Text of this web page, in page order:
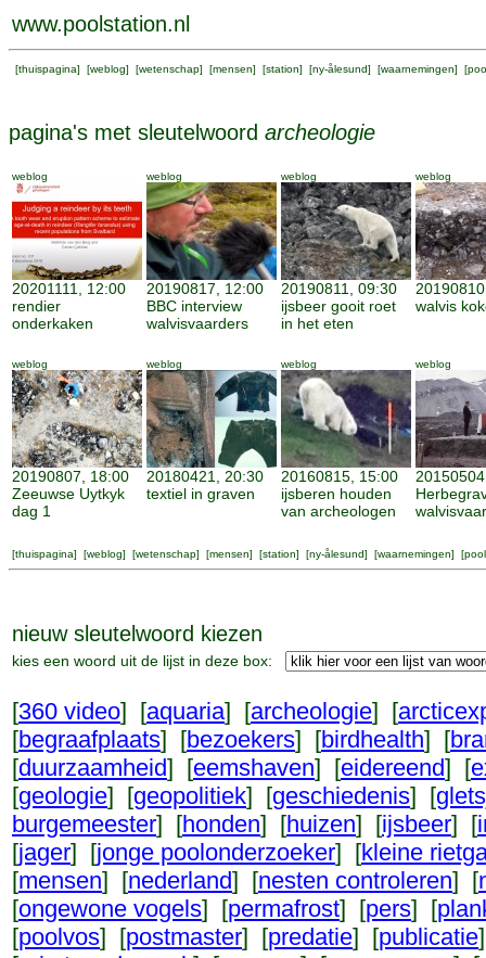
www.poolstation.nl
[thuispagina] [weblog] [wetenschap] [mensen] [station] [ny-ålesund] [waarnemingen] [
pagina's met sleutelwoord archeologie
weblog
20201111, 12:00
rendier
onderkaken
weblog
20190817, 12:00
BBC interview
walvisvaarders
weblog
20190811, 09:30
ijsbeer gooit roet
in het eten
weblog
walvis
weblog
20190807, 18:00
Zeeuwse Uytkyk
dag 1
weblog
20180421, 20:30
textiel in graven
weblog
20160815, 15:00
ijsberen houden
van archeologen
weblog
[thuispagina] [weblog] [wetenschap] [mensen] [station] [ny-ålesund] [waarnemingen] [
nieuw sleutelwoord kiezen
kies een woord uit de lijst in deze box:
[360 video] [aquaria] [archeologie] [
[begraafplaats] [bezoekers] [birdhealth] [
[duurzaamheid] [eemshaven] [eidereend] [
[geologie] [geopolitiek] [geschiedenis] [
burgemeester] [honden] [huizen] [ijsbeer] [
[jager] [jonge poolonderzoeker] [kleine
[mensen] [nederland] [nesten controleren] [
[ongewone vogels] [permafrost] [pers] [
[poolvos] [postmaster] [predatie] [publicatie